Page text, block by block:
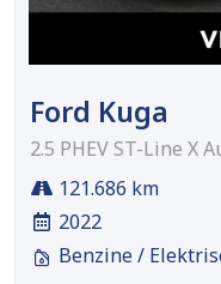
Ford Kuga
2.5 PHEV ST-Line X
121.686 km
2022
Benzine /